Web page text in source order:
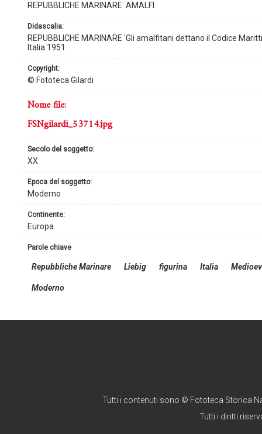
REPUBBLICHE MARINARE: AMALFI
didascalia:
REPUBBLICHE MARINARE 'Gli amalfitani dettano il Codice
Italia 1951.
copyright:
© Fototeca Gilardi
continente:
Europa
secolo del soggetto:
XX
epoca del soggetto:
Moderno
nome file:
FSNgilardi_53714.jpg
parole chiave
Repubbliche Marinare Liebig figurina Italia
Moderno
Tutti i contenuti sono © Fototeca Storica
Tutti i diritti